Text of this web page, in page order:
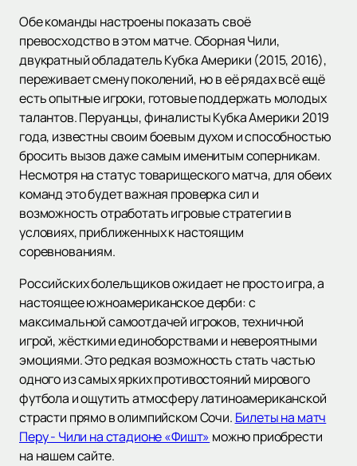
Обе команды настроены показать своё
превосходство в этом матче. Сборная Чили,
двукратный обладатель Кубка Америки (2015, 2016),
переживает смену поколений, но в её рядах всё ещё
есть опытные игроки, готовые поддержать молодых
талантов. Перуанцы, финалисты Кубка Америки 2019
года, известны своим боевым духом и способностью
бросить вызов даже самым именитым соперникам.
Несмотря на статус товарищеского матча, для обеих
команд это будет важная проверка сил и
возможность отработать игровые стратегии в
условиях, приближенных к настоящим
соревнованиям.
Российских болельщиков ожидает не просто игра, а
настоящее южноамериканское дерби: с
максимальной самоотдачей игроков, техничной
игрой, жёсткими единоборствами и невероятными
эмоциями. Это редкая возможность стать частью
одного из самых ярких противостояний мирового
футбола и ощутить атмосферу латиноамериканской
страсти прямо в олимпийском Сочи. Билеты на матч
Перу - Чили на стадионе «Фишт» можно приобрести
на нашем сайте.